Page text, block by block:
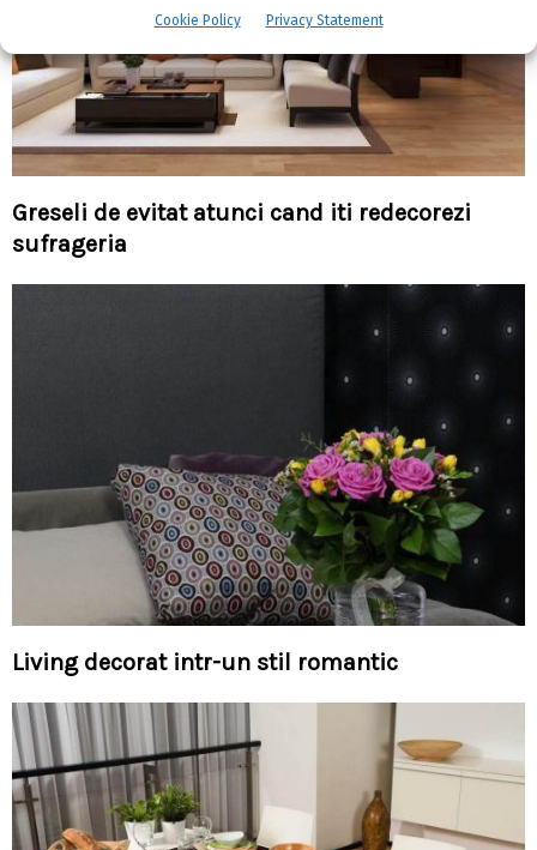
Cookie Policy Privacy Statement
Greseli de evitat atunci cand iti redecorezi
sufrageria
Living decorat intr-un stil romantic